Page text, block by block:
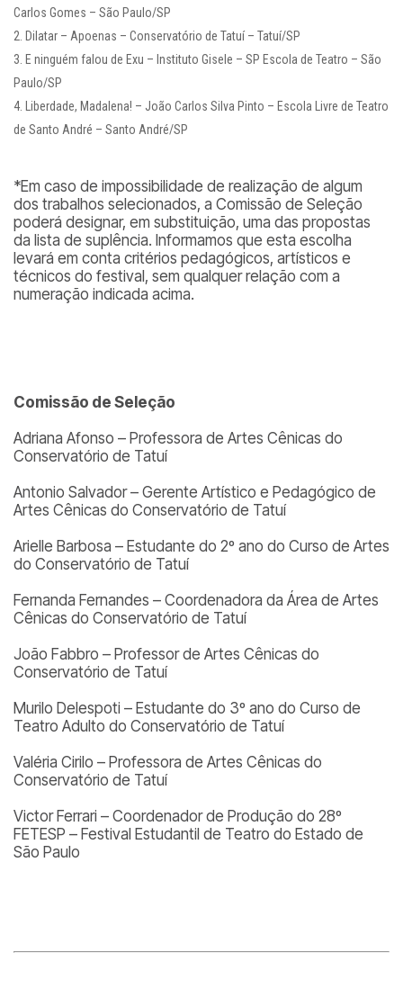
Carlos Gomes – São Paulo/SP
Dilatar – Apoenas – Conservatório de Tatuí – Tatuí/SP
E ninguém falou de Exu – Instituto Gisele – SP Escola de Teatro – São
Paulo/SP
Liberdade, Madalena! – João Carlos Silva Pinto – Escola Livre de Teatro
de Santo André – Santo André/SP
*Em caso de impossibilidade de realização de algum
dos trabalhos selecionados, a Comissão de Seleção
poderá designar, em substituição, uma das propostas
da lista de suplência. Informamos que esta escolha
levará em conta critérios pedagógicos, artísticos e
técnicos do festival, sem qualquer relação com a
numeração indicada acima.
Comissão de Seleção
Adriana Afonso – Professora de Artes Cênicas do
Conservatório de Tatuí
Antonio Salvador – Gerente Artístico e Pedagógico de
Artes Cênicas do Conservatório de Tatuí
Arielle Barbosa – Estudante do 2º ano do Curso de Artes
do Conservatório de Tatuí
Fernanda Fernandes – Coordenadora da Área de Artes
Cênicas do Conservatório de Tatuí
João Fabbro – Professor de Artes Cênicas do
Conservatório de Tatuí
Murilo Delespoti – Estudante do 3º ano do Curso de
Teatro Adulto do Conservatório de Tatuí
Valéria Cirilo – Professora de Artes Cênicas do
Conservatório de Tatuí
Victor Ferrari – Coordenador de Produção do 28º
FETESP – Festival Estudantil de Teatro do Estado de
São Paulo